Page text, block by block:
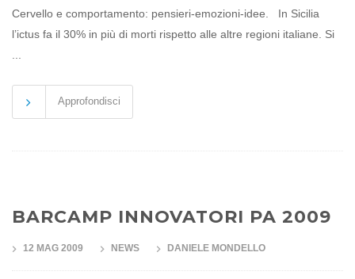
Cervello e comportamento: pensieri-emozioni-idee. In Sicilia
l’ictus fa il 30% in più di morti rispetto alle altre regioni italiane. Si
Approfondisci
BARCAMP INNOVATORI PA 2009
12 MAG 2009 NEWS DANIELE MONDELLO